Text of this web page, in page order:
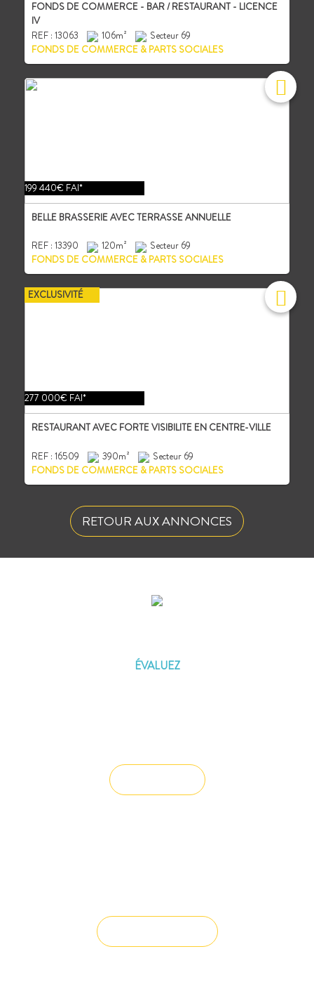
FONDS DE COMMERCE - BAR / RESTAURANT - LICENCE
IV
REF : 13063
106m²
Secteur 69
FONDS DE COMMERCE & PARTS SOCIALES
199 440€ FAI*
BELLE BRASSERIE AVEC TERRASSE ANNUELLE
REF : 13390 120m²
Secteur 69
FONDS DE COMMERCE & PARTS SOCIALES
277 000€ FAI*
EXCLUSIVITÉ
RESTAURANT AVEC FORTE VISIBILITE EN CENTRE-VILLE
REF : 16509 390m²
Secteur 69
FONDS DE COMMERCE & PARTS SOCIALES
RETOUR AUX ANNONCES
ÉVALUEZ